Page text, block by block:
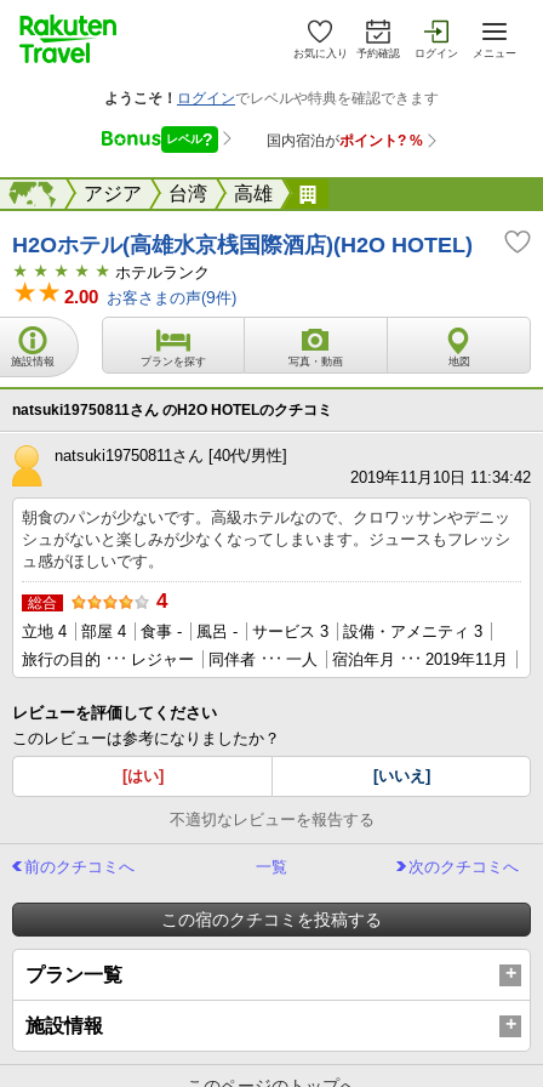
お気に入り 予約確認 ログイン メニュー
海外アジア 台湾 高雄
海外
H2Oホテル(高雄水京桟国際酒店)(H2O HOTEL)
ホテルランク
2.00 お客さまの声(9件)
施設情報 プランを探す 写真・動画 地図
natsuki19750811さん のH2O HOTELのクチコミ
natsuki19750811さん [40代/男性]
2019年11月10日 11:34:42
朝食のパンが少ないです。高級ホテルなので、クロワッサンやデニッ
シュがないと楽しみが少なくなってしまいます。ジュースもフレッシ
ュ感がほしいです。
総合 4
立地 4 部屋 4 食事 - 風呂 - サービス 3
設備・アメニティ 3
旅行の目的
レジャー 同伴者 一人 宿泊年月 2019年11月
レビューを評価してください
このレビューは参考になりましたか？
[はい] [いいえ]
不適切なレビューを報告する
前のクチコミへ 一覧 次のクチコミへ
この宿のクチコミを投稿する
プラン一覧
施設情報